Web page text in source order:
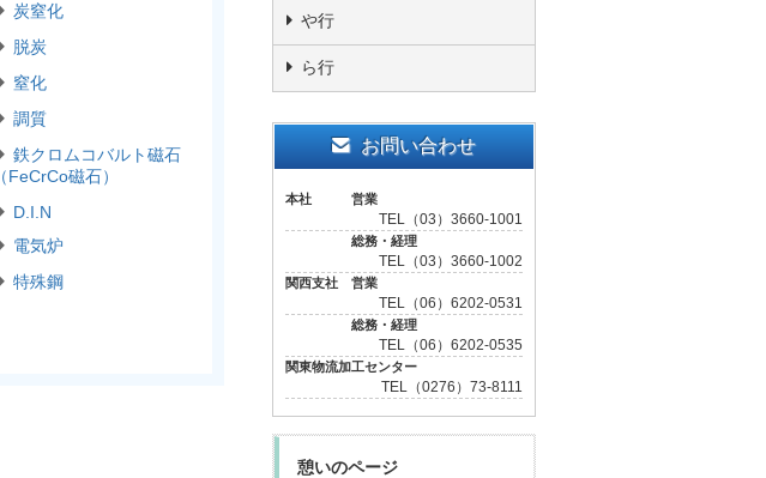
炭窒化
脱炭
窒化
調質
鉄クロムコバルト磁石
（FeCrCo磁石）
D.I.N
電気炉
特殊鋼
や行
ら行
お問い合わせ
本社 営業
TEL（03）3660-1001
総務・経理
TEL（03）3660-1002
関西支社 営業
TEL（06）6202-0531
総務・経理
TEL（06）6202-0535
関東物流加工センター
TEL（0276）73-8111
憩いのページ